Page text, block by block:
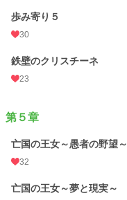
歩み寄り５
30
鉄壁のクリスチーネ
23
第５章
亡国の王女～愚者の野望～
32
亡国の王女～夢と現実～